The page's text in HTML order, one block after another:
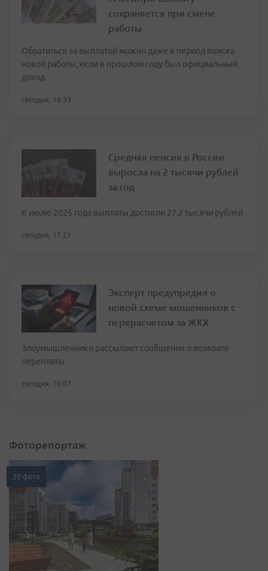
сохраняется при смене
работы
Обратиться за выплатой можно даже в период поиска
новой работы, если в прошлом году был официальный
доход
сегодня, 18:33
Средняя пенсия в России
выросла на 2 тысячи рублей
за год
К июлю 2026 года выплаты достигли 27,2 тысячи рублей
сегодня, 17:21
Эксперт предупредил о
новой схеме мошенников с
перерасчетом за ЖКХ
Злоумышленники рассылают сообщения о возврате
переплаты
сегодня, 16:07
Фоторепортаж
20 фото